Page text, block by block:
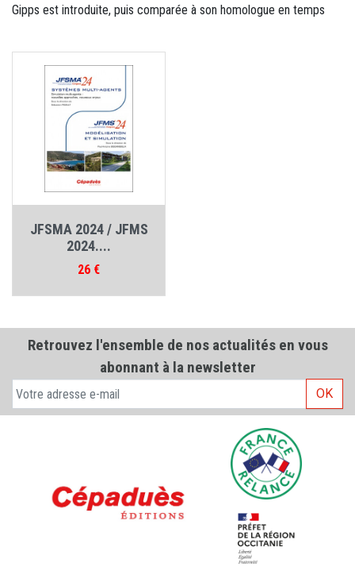
Gipps est introduite, puis comparée à son homologue en temps
JFSMA 2024 / JFMS
2024....
Prix
26 €
Retrouvez l'ensemble de nos actualités en vous
abonnant à la newsletter
OK